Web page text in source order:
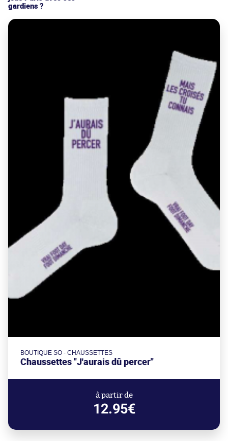
gardiens ?
BOUTIQUE SO - CHAUSSETTES
Chaussettes "J'aurais dû percer"
à partir de
12.95€